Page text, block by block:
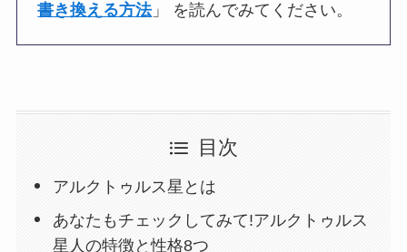
書き換える方法」 を読んでみてください。
目次
アルクトゥルス星とは
あなたもチェックしてみて!アルクトゥルス
星人の特徴と性格8つ